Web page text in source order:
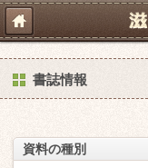
書誌情報
資料の種別